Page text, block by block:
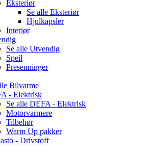
Eksteriør
Se alle Eksteriør
Hjulkapsler
Interiør
Se alle Utvendig
Speil
Presenninger
Bilvarme
- Elektrisk
Se alle DEFA - Elektrisk
Motorvarmere
Tilbehør
Warm Up pakker
- Drivstoff